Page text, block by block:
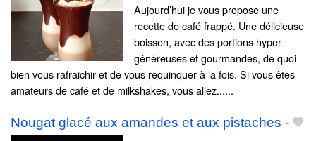
Aujourd’hui je vous propose une
recette de café frappé. Une délicieuse
boisson, avec des portions hyper
généreuses et gourmandes, de quoi
bien vous rafraichir et de vous requinquer à la fois. Si vous êtes
amateurs de café et de milkshakes, vous allez......
Nougat glacé aux amandes et aux pistaches -